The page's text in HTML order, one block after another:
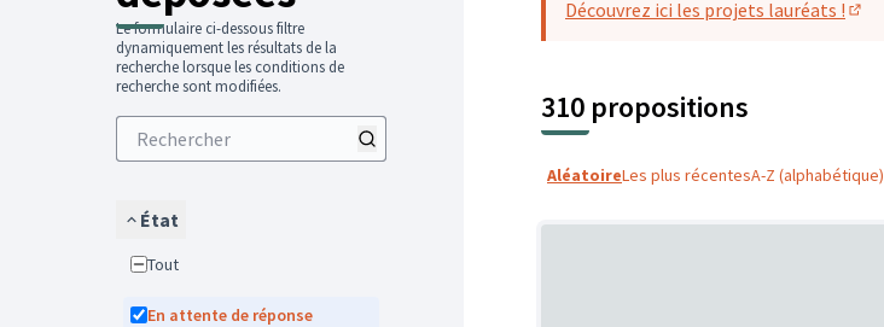
Le formulaire ci-dessous filtre
dynamiquement les résultats de la
recherche lorsque les conditions de
recherche sont modifiées.
État
Tout
En attente de réponse
Découvrez ici les projets lauréats !
310 propositions
AléatoireLes plus récentesA-Z (alphabétique)